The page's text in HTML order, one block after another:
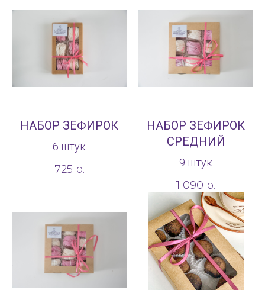
НАБОР ЗЕФИРОК
6 штук
725 р.
НАБОР ЗЕФИРОК
СРЕДНИЙ
9 штук
1 090 р.